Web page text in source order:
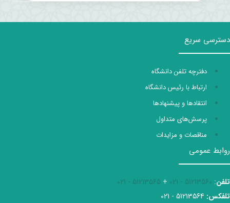
دسترسی سریع
دفترچه تلفن دانشگاه
ارتباط با رئیس دانشگاه
انتقادها و پیشنهادها
پرسش‌های متداول
مناقصات و مزایدات
روابط عمومی
تلفن:
51213560 - 021
+
51213565 - 021
تلفکس: